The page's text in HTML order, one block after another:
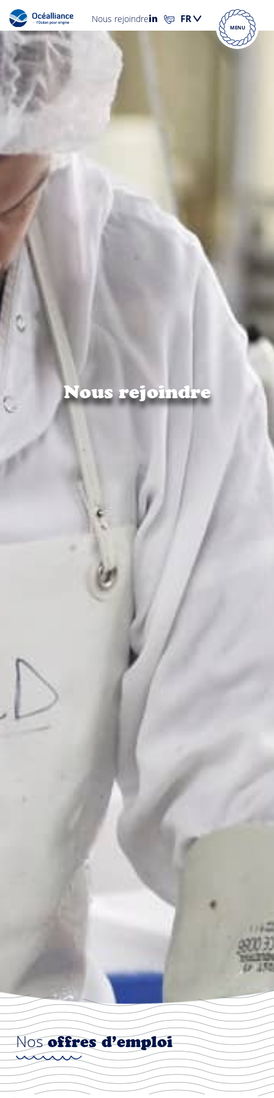
Nous rejoindre
MENU
Nous rejoindre
Nosoffres d’emploi